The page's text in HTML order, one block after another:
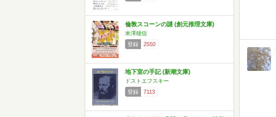
倫敦スコーンの謎 (創元推理文庫)
米澤穂信
登録
2550
地下室の手記 (新潮文庫)
ドストエフスキー
登録
7113